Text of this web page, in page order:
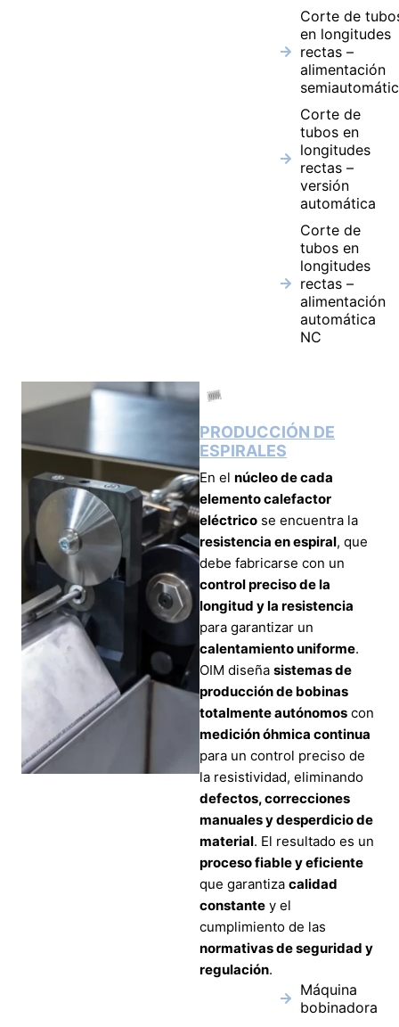
Corte de
en longitudes
rectas –
alimentación
Corte de
tubos en
longitudes
rectas –
versión
automática
Corte de
tubos en
longitudes
rectas –
alimentación
automática
NC
PRODUCCIÓN DE
ESPIRALES
En el núcleo de cada
elemento calefactor
eléctrico se encuentra la
resistencia en espiral, que
debe fabricarse con un
control preciso de la
longitud y la resistencia
para garantizar un
calentamiento uniforme.
OIM diseña sistemas de
producción de bobinas
totalmente autónomos con
medición óhmica continua
para un control preciso de
la resistividad, eliminando
defectos, correcciones
manuales y desperdicio de
material. El resultado es un
proceso fiable y eficiente
que garantiza calidad
constante y el
cumplimiento de las
normativas de seguridad y
regulación.
Máquina
bobinadora